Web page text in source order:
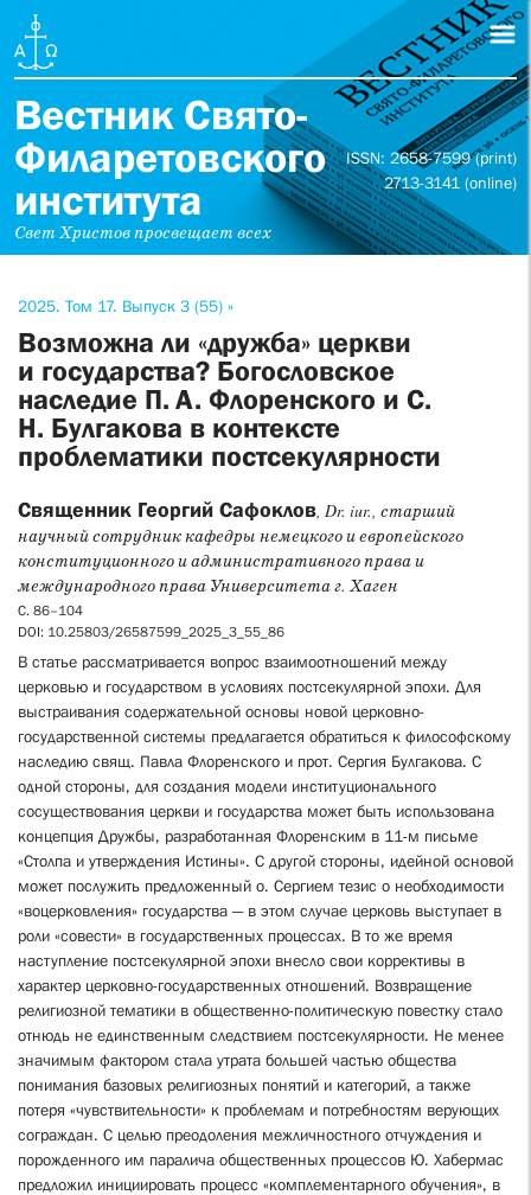
Вестник Свято-
Филаретовского
института
Свет Христов просвещает всех
ISSN: 2658-7599 (print)
2713-3141 (online)
2025. Том 17. Выпуск 3 (55) »
Возможна ли «дружба» церкви
и государства? Богословское
наследие П. А. Флоренского и С.
Н. Булгакова в контексте
проблематики постсекулярности
Священник Георгий Сафоклов, Dr. iur., старший
научный сотрудник кафедры немецкого и европейского
конституционного и административного права и
международного права Университета г. Хаген
С. 86–104
DOI: 10.25803/26587599_2025_3_55_86
В статье рассматривается вопрос взаимоотношений между
церковью и государством в условиях постсекулярной эпохи. Для
выстраивания содержательной основы новой церковно-
государственной системы предлагается обратиться к философскому
наследию свящ. Павла Флоренского и прот. Сергия Булгакова. С
одной стороны, для создания модели институционального
сосуществования церкви и государства может быть использована
концепция Дружбы, разработанная Флоренским в 11-м письме
«Столпа и утверждения Истины». С другой стороны, идейной основой
может послужить предложенный о. Сергием тезис о необходимости
«воцерковления» государства — в этом случае церковь выступает в
роли «совести» в государственных процессах. В то же время
наступление постсекулярной эпохи внесло свои коррективы в
характер церковно-государственных отношений. Возвращение
религиозной тематики в общественно-политическую повестку стало
отнюдь не единственным следствием постсекулярности. Не менее
значимым фактором стала утрата большей частью общества
понимания базовых религиозных понятий и категорий, а также
потеря «чувствительности» к проблемам и потребностям верующих
сограждан. С целью преодоления межличностного отчуждения и
порожденного им паралича общественных процессов Ю. Хабермас
предложил инициировать процесс «комплементарного обучения», в